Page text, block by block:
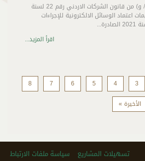
عملا بأحكام المادة( 6/ و) من قانون الشركات الاردني رقم 22 لسنة
اعتماد الوسائل الالكترونية للإجراءات
اقرأ المزيد...
3
4
5
6
7
8
الأخيرة »
تسهيلات المشاريع سياسة ملفات الارتباط